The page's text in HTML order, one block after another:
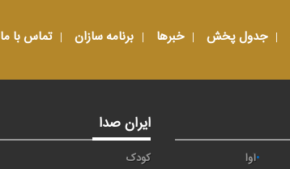
جدول پخش خبرها برنامه سازان تماس با ما
آوا
ایران صدا
کودک